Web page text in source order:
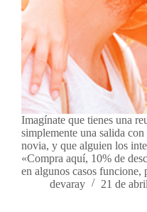
Imagínate que tienes una
simplemente una salida
novia, y que alguien los
«Compra aquí, 10% de
en algunos casos
devaray
21 de